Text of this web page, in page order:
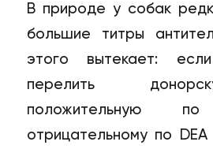
В природе у собак
большие титры
этого вытекает:
перелить
положительную
отрицательному по DEA